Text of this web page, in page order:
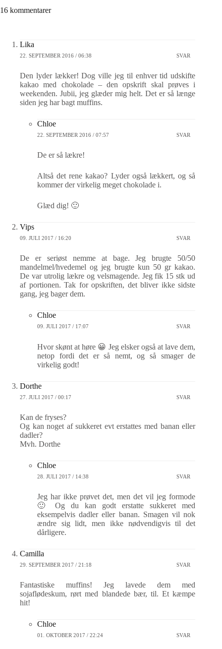
16 kommentarer
Lika
22. SEPTEMBER 2016 / 06:38 SVAR
Den lyder lækker! Dog ville jeg til enhver tid udskifte
kakao med chokolade – den opskrift skal prøves i
weekenden. Jubii, jeg glæder mig helt. Det er så længe
siden jeg har bagt muffins.
Chloe
22. SEPTEMBER 2016 / 07:57 SVAR
De er så lækre!
Altså det rene kakao? Lyder også lækkert, og så
kommer der virkelig meget chokolade i.
Glæd dig! 🙂
Vips
09. JULI 2017 / 16:20 SVAR
De er seriøst nemme at bage. Jeg brugte 50/50
mandelmel/hvedemel og jeg brugte kun 50 gr kakao.
De var utrolig lækre og velsmagende. Jeg fik 15 stk ud
af portionen. Tak for opskriften, det bliver ikke sidste
gang, jeg bager dem.
Chloe
09. JULI 2017 / 17:07 SVAR
Hvor skønt at høre 😀 Jeg elsker også at lave dem,
netop fordi det er så nemt, og så smager de
virkelig godt!
Dorthe
27. JULI 2017 / 00:17 SVAR
Kan de fryses?
Og kan noget af sukkeret evt erstattes med banan eller
dadler?
Mvh. Dorthe
Chloe
28. JULI 2017 / 14:38 SVAR
Jeg har ikke prøvet det, men det vil jeg formode
🙂 Og du kan godt erstatte sukkeret med
eksempelvis dadler eller banan. Smagen vil nok
ændre sig lidt, men ikke nødvendigvis til det
dårligere.
Camilla
29. SEPTEMBER 2017 / 21:18 SVAR
Fantastiske muffins! Jeg lavede dem med
sojaflødeskum, rørt med blandede bær, til. Et kæmpe
hit!
Chloe
01. OKTOBER 2017 / 22:24 SVAR